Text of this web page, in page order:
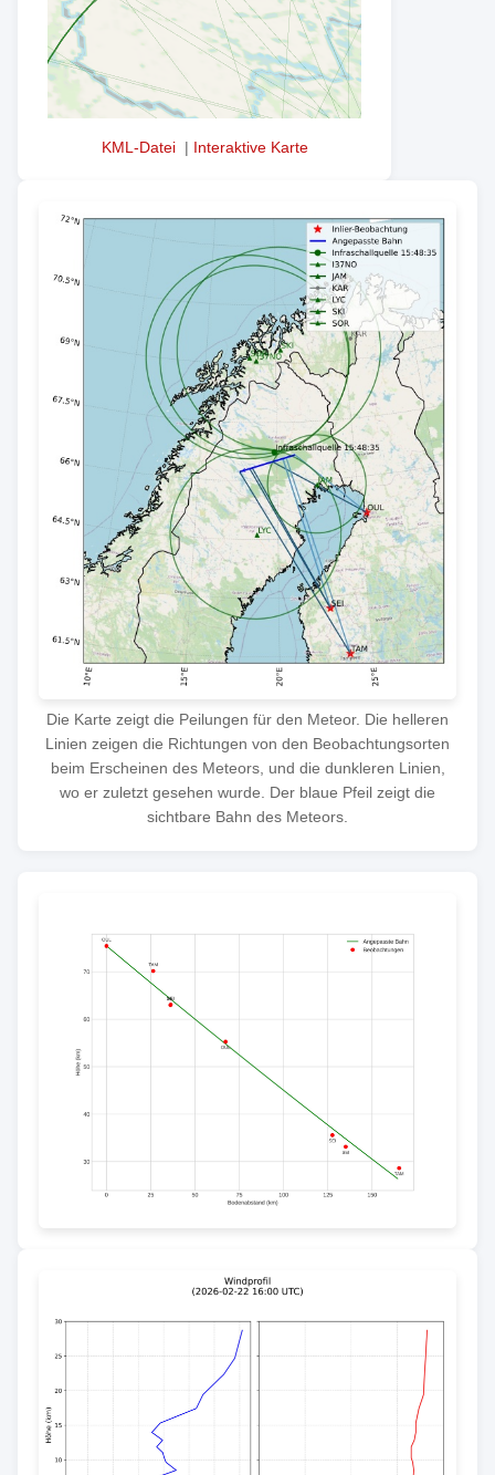
KML-Datei| Interaktive Karte
Die Karte zeigt die Peilungen für den Meteor. Die helleren
Linien zeigen die Richtungen von den Beobachtungsorten
beim Erscheinen des Meteors, und die dunkleren Linien,
wo er zuletzt gesehen wurde. Der blaue Pfeil zeigt die
sichtbare Bahn des Meteors.